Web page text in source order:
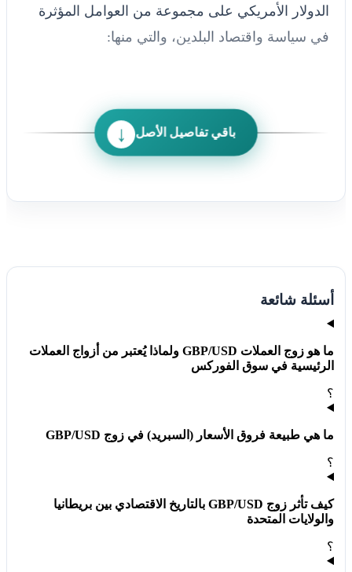
الدولار الأمريكي على مجموعة من العوامل المؤثرة
في سياسة واقتصاد البلدين، والتي منها:
باقي تفاصيل الأصل
أسئلة شائعة
ما هو زوج العملات GBP/USD ولماذا يُعتبر من أزواج العملات
الرئيسية في سوق الفوركس
؟
ما هي طبيعة فروق الأسعار (السبريد) في زوج GBP/USD
؟
كيف تأثر زوج GBP/USD بالتاريخ الاقتصادي بين بريطانيا
والولايات المتحدة
؟